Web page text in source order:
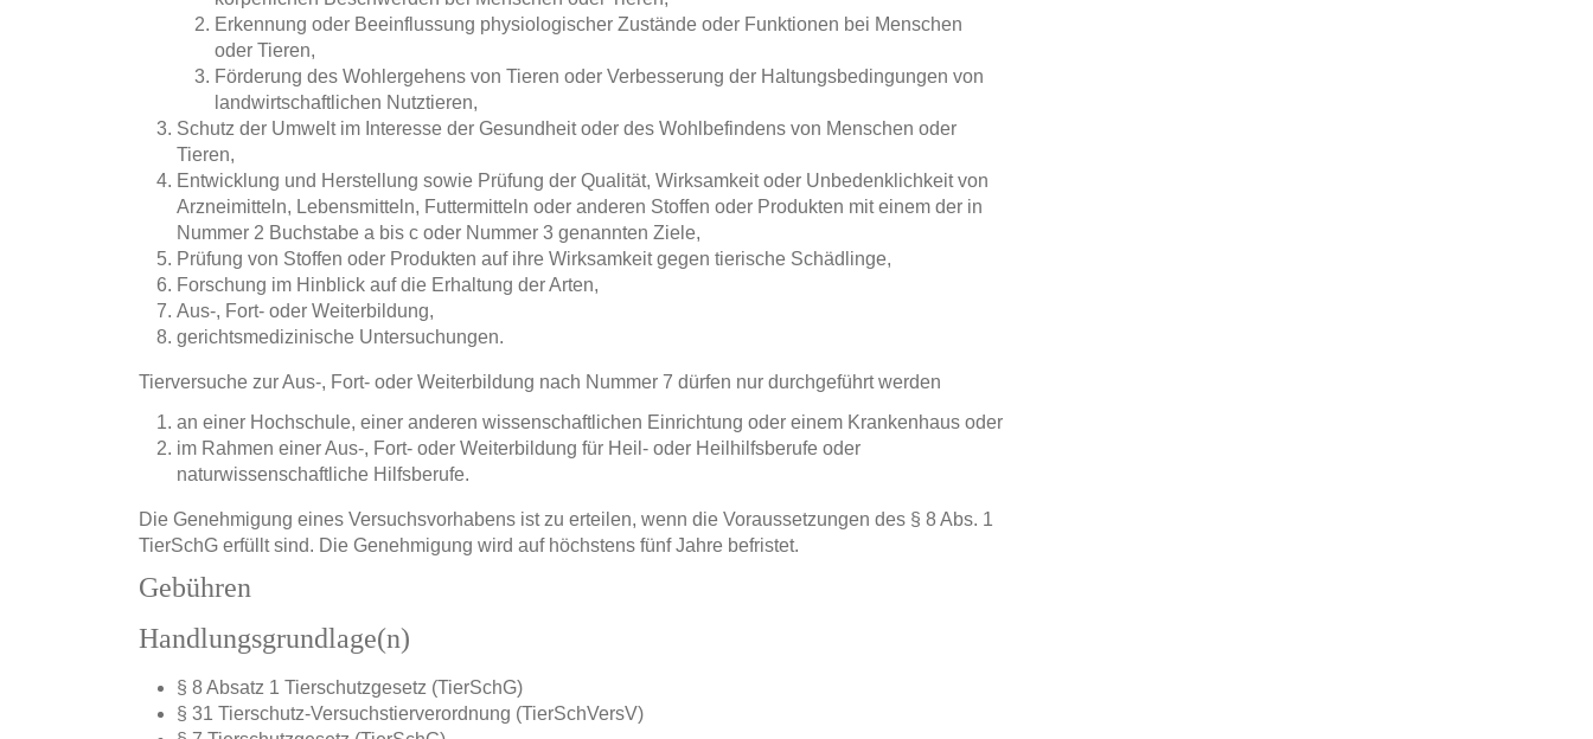
Erkennung oder Beeinflussung physiologischer Zustände oder Funktionen bei Menschen
oder Tieren,
Förderung des Wohlergehens von Tieren oder Verbesserung der Haltungsbedingungen von
landwirtschaftlichen Nutztieren,
Schutz der Umwelt im Interesse der Gesundheit oder des Wohlbefindens von Menschen oder
Tieren,
Entwicklung und Herstellung sowie Prüfung der Qualität, Wirksamkeit oder Unbedenklichkeit von
Arzneimitteln, Lebensmitteln, Futtermitteln oder anderen Stoffen oder Produkten mit einem der in
Nummer 2 Buchstabe a bis c oder Nummer 3 genannten Ziele,
Prüfung von Stoffen oder Produkten auf ihre Wirksamkeit gegen tierische Schädlinge,
Forschung im Hinblick auf die Erhaltung der Arten,
Aus-, Fort- oder Weiterbildung,
gerichtsmedizinische Untersuchungen.
Tierversuche zur Aus-, Fort- oder Weiterbildung nach Nummer 7 dürfen nur durchgeführt werden
an einer Hochschule, einer anderen wissenschaftlichen Einrichtung oder einem Krankenhaus oder
im Rahmen einer Aus-, Fort- oder Weiterbildung für Heil- oder Heilhilfsberufe oder
naturwissenschaftliche Hilfsberufe.
Die Genehmigung eines Versuchsvorhabens ist zu erteilen, wenn die Voraussetzungen des § 8 Abs. 1
TierSchG erfüllt sind. Die Genehmigung wird auf höchstens fünf Jahre befristet.
Gebühren
Handlungsgrundlage(n)
§ 8 Absatz 1 Tierschutzgesetz (TierSchG)
§ 31 Tierschutz-Versuchstierverordnung (TierSchVersV)